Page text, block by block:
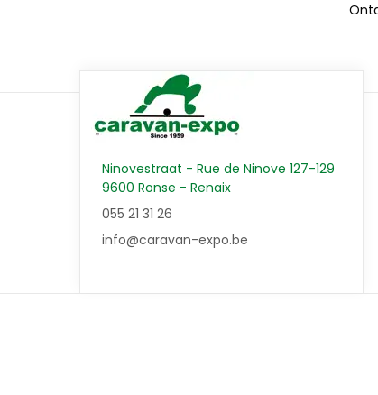
Ninovestraat - Rue de Ninove 127-129
9600 Ronse - Renaix
055 21 31 26
info@caravan-expo.be